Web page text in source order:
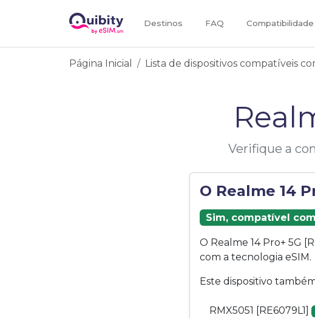
Destinos FAQ Compatibilidade
Página Inicial Lista de dispositivos compatíveis
Verifique a
O Realme 14
Sim, compatível
O Realme 14 Pro+ 5G
com a tecnologia eSIM.
Este dispositivo
RMX5051 [RE6079L1]